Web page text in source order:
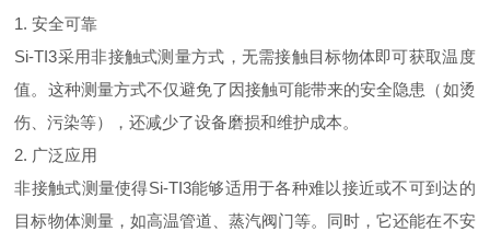
1. 安全可靠
Si-TI3采用非接触式测量方式，无需接触目标物体即可获取温度
值。这种测量方式不仅避免了因接触可能带来的安全隐患（如烫
伤、污染等），还减少了设备磨损和维护成本。
2. 广泛应用
非接触式测量使得Si-TI3能够适用于各种难以接近或不可到达的
目标物体测量，如高温管道、蒸汽阀门等。同时，它还能在不安